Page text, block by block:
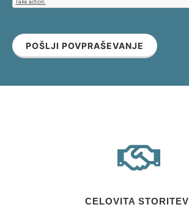
POŠLJI POVPRAŠEVANJE
CELOVITA STORITEV